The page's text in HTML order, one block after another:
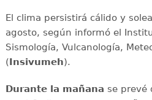
El clima persistirá cálido y
agosto, según informó el
Sismología, Vulcanología,
(Insivumeh).
Durante la mañana se prevé